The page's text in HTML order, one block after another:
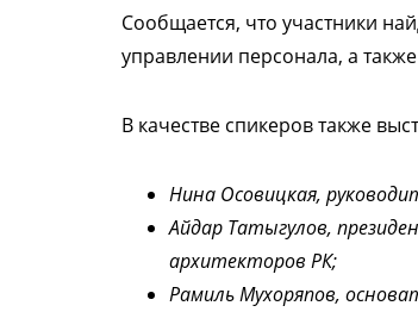
Сообщается, что участники
управлении персонала, а
В качестве спикеров также
Нина Осовицкая,
Айдар Татыгулов,
архитекторов РК;
Рамиль Мухоряпов,